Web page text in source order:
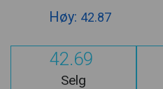
Høy: 42.87
42.69
Selg